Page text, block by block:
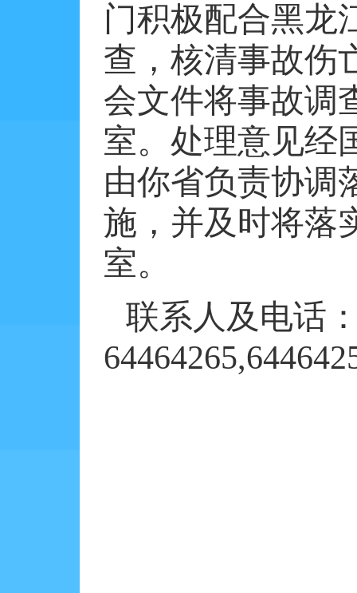
门积极配合黑龙
查，核清事故伤
会文件将事故调
室。处理意见经
由你省负责协调
施，并及时将落
室。
联系人及电话